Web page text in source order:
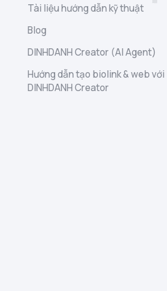
Tài liệu hướng dẫn kỹ thuật
Blog
DINHDANH Creator (AI Agent)
Hướng dẫn tạo biolink & web với
DINHDANH Creator